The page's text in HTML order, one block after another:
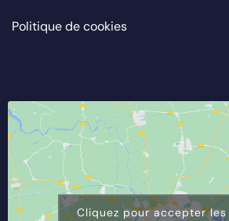
Politique de cookies
Cliquez pour accepter les